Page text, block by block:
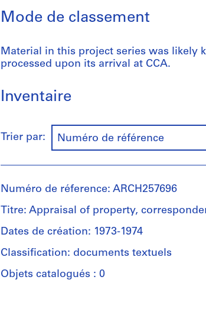
Mode de classement
Material in this project series was likely
processed upon its arrival at CCA.
Inventaire
Trier par: Numéro de référence
Numéro de réference: ARCH257696
Titre: Appraisal of property,
Dates de création: 1973-1974
Classification: documents textuels
Objets catalogués : 0